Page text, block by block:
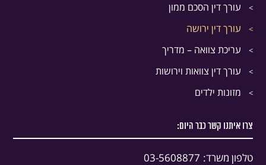
עורך דין הסכם ממון
עורך דין ירושה
עריכת צוואה – מדריך
עורך דין צוואות וירושות
מזונות ילדים
צרו איתנו קשר כבר היום:
טלפון משרד: 03-5608877